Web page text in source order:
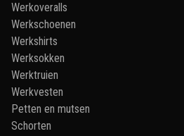
Werkoveralls
Werkschoenen
Werkshirts
Werksokken
Werktruien
Werkvesten
Petten en mutsen
Schorten